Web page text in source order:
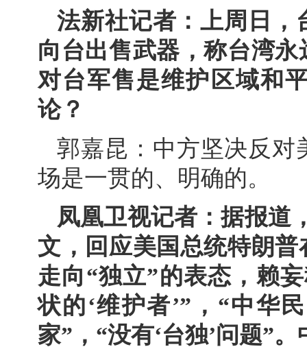
法新社记者：上周日，
向台出售武器，称台湾
对台军售是维护区域和
论？
郭嘉昆：中方坚决反对
场是一贯的、明确的。
凤凰卫视记者：据报道
文，回应美国总统特朗
走向“独立”的表态，赖
状的‘维护者’”，“中华
家”，“没有‘台独’问题”